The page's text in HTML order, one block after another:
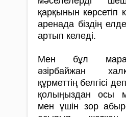
қарқынын көрсетіп
аренада біздің
артып келеді.
Мен бұл
әзірбайжан
құрметтің белгісі
қолыңыздан осы
мен үшін зор